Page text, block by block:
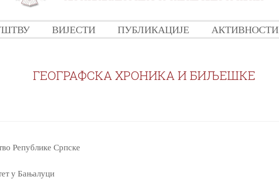
ВИЈЕСТИ ПУБЛИКАЦИЈЕ АКТИВНОСТИ
ГЕОГРАФСКА ХРОНИКА И БИЉЕШКЕ
Републике Српске
у Бањалуци